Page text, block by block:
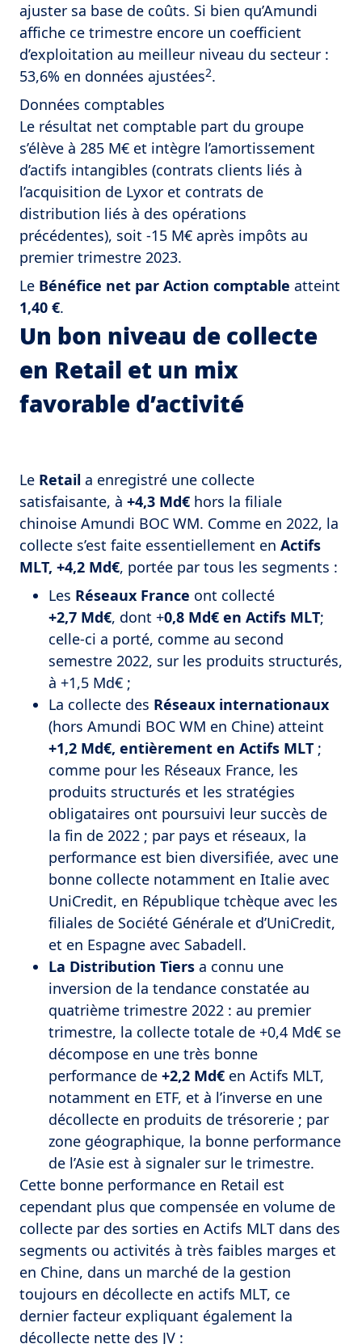
ajuster sa base de coûts. Si bien qu’Amundi
affiche ce trimestre encore un coefficient
d’exploitation au meilleur niveau du secteur :
53,6% en données ajustées2.
Données comptables
Le résultat net comptable part du groupe
s’élève à 285 M€ et intègre l’amortissement
d’actifs intangibles (contrats clients liés à
l’acquisition de Lyxor et contrats de
distribution liés à des opérations
précédentes), soit -15 M€ après impôts au
premier trimestre 2023.
Le Bénéfice net par Action comptable atteint
1,40 €.
Un bon niveau de collecte
en Retail et un mix
favorable d’activité
Le Retail a enregistré une collecte
satisfaisante, à +4,3 Md€ hors la filiale
chinoise Amundi BOC WM. Comme en 2022, la
collecte s’est faite essentiellement en Actifs
MLT, +4,2 Md€, portée par tous les segments :
Les Réseaux France ont collecté
+2,7 Md€, dont +0,8 Md€ en Actifs MLT;
celle-ci a porté, comme au second
semestre 2022, sur les produits structurés,
à +1,5 Md€ ;
La collecte des Réseaux internationaux
(hors Amundi BOC WM en Chine) atteint
+1,2 Md€, entièrement en Actifs MLT ;
comme pour les Réseaux France, les
produits structurés et les stratégies
obligataires ont poursuivi leur succès de
la fin de 2022 ; par pays et réseaux, la
performance est bien diversifiée, avec une
bonne collecte notamment en Italie avec
UniCredit, en République tchèque avec les
filiales de Société Générale et d’UniCredit,
et en Espagne avec Sabadell.
La Distribution Tiers a connu une
inversion de la tendance constatée au
quatrième trimestre 2022 : au premier
trimestre, la collecte totale de +0,4 Md€ se
décompose en une très bonne
performance de +2,2 Md€ en Actifs MLT,
notamment en ETF, et à l’inverse en une
décollecte en produits de trésorerie ; par
zone géographique, la bonne performance
de l’Asie est à signaler sur le trimestre.
Cette bonne performance en Retail est
cependant plus que compensée en volume de
collecte par des sorties en Actifs MLT dans des
segments ou activités à très faibles marges et
en Chine, dans un marché de la gestion
toujours en décollecte en actifs MLT, ce
dernier facteur expliquant également la
décollecte nette des JV :